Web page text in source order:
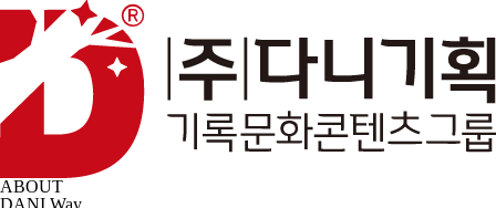
ABOUT
DANI Way